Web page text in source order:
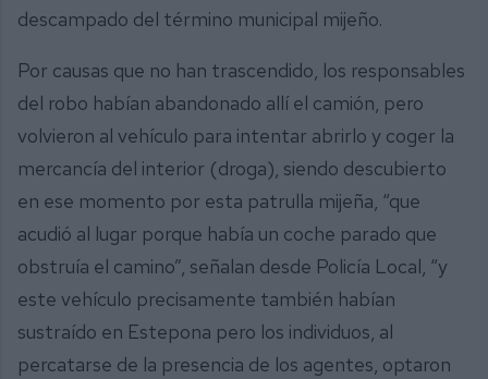
descampado del término municipal mijeño.
Por causas que no han trascendido, los responsables
del robo habían abandonado allí el camión, pero
volvieron al vehículo para intentar abrirlo y coger la
mercancía del interior (droga), siendo descubierto
en ese momento por esta patrulla mijeña, “que
acudió al lugar porque había un coche parado que
obstruía el camino”, señalan desde Policía Local, “y
este vehículo precisamente también habían
sustraído en Estepona pero los individuos, al
percatarse de la presencia de los agentes, optaron